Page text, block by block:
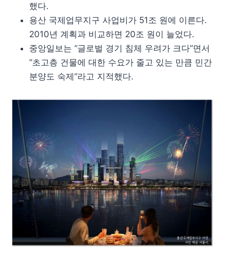
했다.
용산 국제업무지구 사업비가 51조 원에 이른다.
2010년 계획과 비교하면 20조 원이 늘었다.
중앙일보는 “글로벌 경기 침체 우려가 크다”면서
“초고층 건물에 대한 수요가 줄고 있는 만큼 민간
분양도 숙제”라고 지적했다.